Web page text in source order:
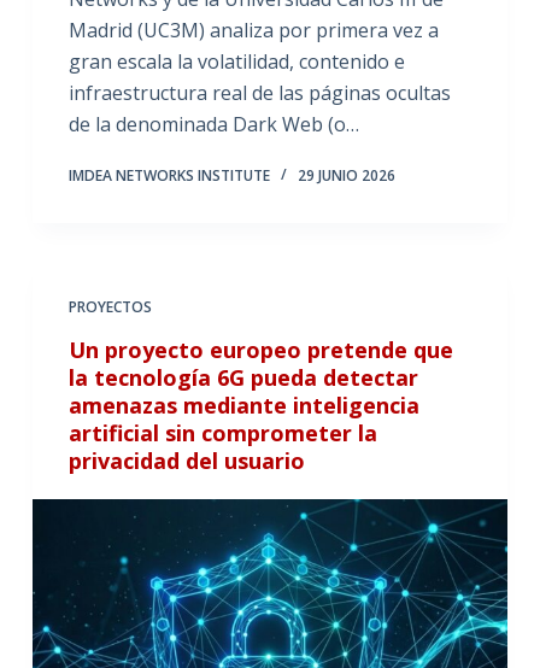
Madrid (UC3M) analiza por primera vez a
gran escala la volatilidad, contenido e
infraestructura real de las páginas ocultas
de la denominada Dark Web (o…
IMDEA NETWORKS INSTITUTE 29 JUNIO 2026
PROYECTOS
Un proyecto europeo pretende que
la tecnología 6G pueda detectar
amenazas mediante inteligencia
artificial sin comprometer la
privacidad del usuario